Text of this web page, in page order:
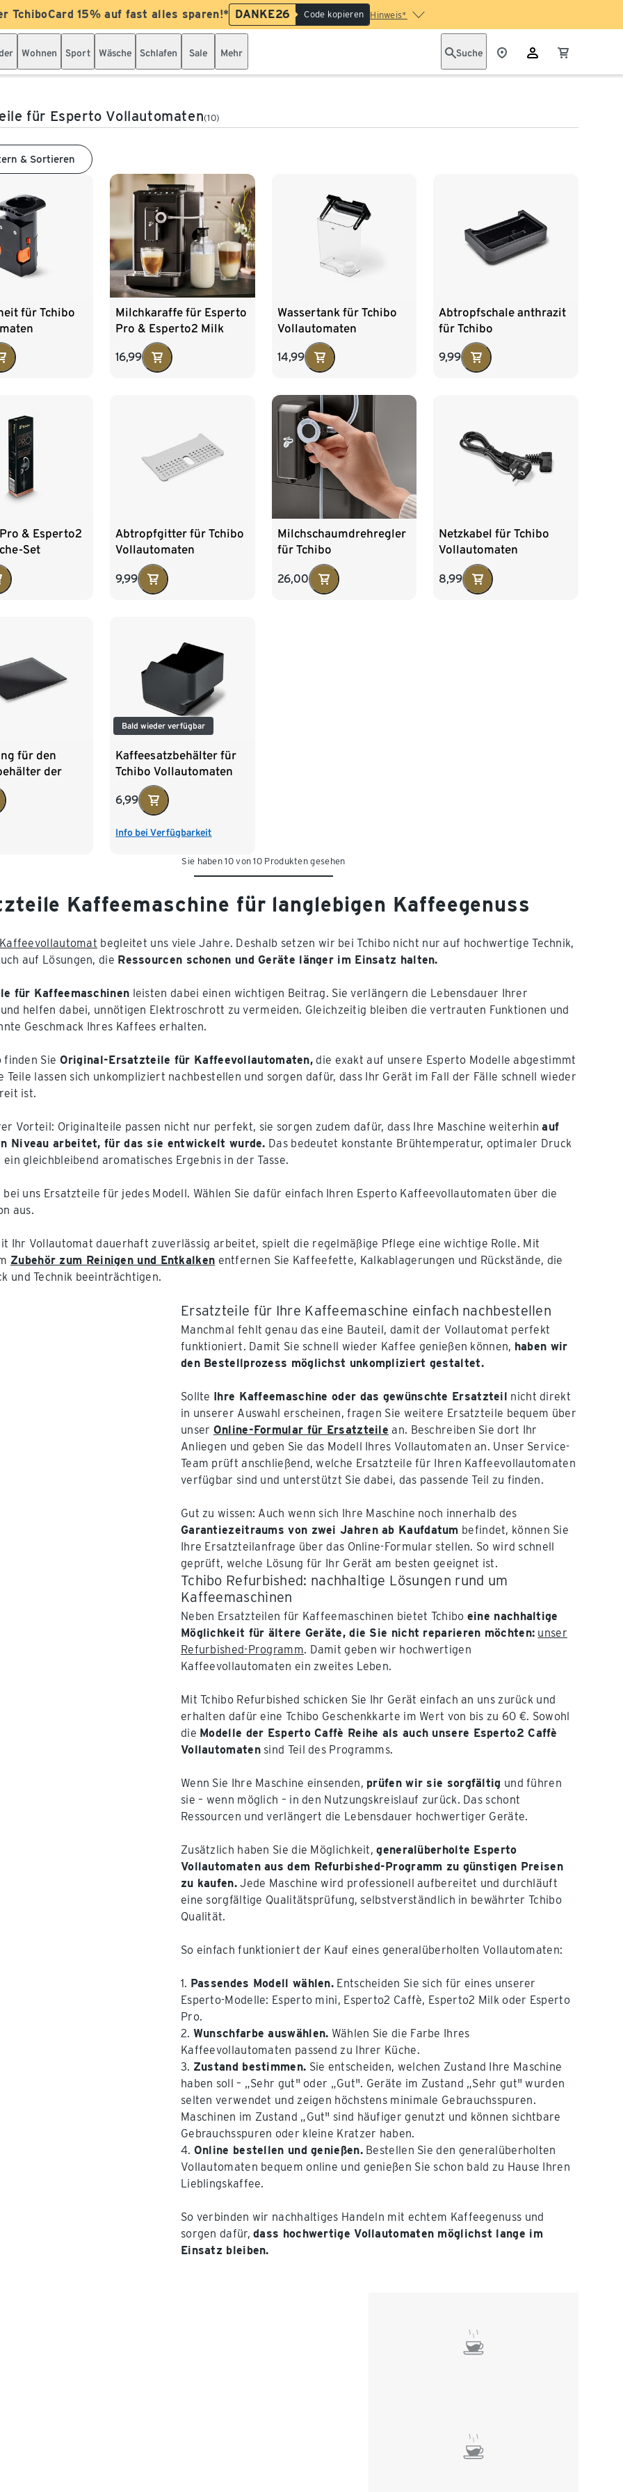
TchiboCard 15% auf fast alles sparen!* DANKE26 Code kopieren Hinweis*
Wohnen Sport Wäsche Schlafen Sale Mehr Suche
für Esperto Vollautomaten(10)
& Sortieren
für Tchibo
Milchkaraffe für Esperto
Pro & Esperto2 Milk
16,99
Wassertank für Tchibo
Vollautomaten
14,99
Abtropfschale anthrazit
für Tchibo
Vollautomaten
9,99
& Esperto2
Set
Abtropfgitter für Tchibo
Vollautomaten
9,99
Milchschaumdrehregler
für Tchibo
Vollautomaten
26,00
Netzkabel für Tchibo
Vollautomaten
8,99
für den
der
Bald wieder verfügbar
Kaffeesatzbehälter für
Tchibo Vollautomaten
6,99
Info bei Verfügbarkeit
Sie haben 10 von 10 Produkten gesehen
Kaffeemaschine für langlebigen Kaffeegenuss
Kaffeevollautomat begleitet uns viele Jahre. Deshalb setzen wir bei Tchibo nicht nur auf hochwertige Technik,
auf Lösungen, die Ressourcen schonen und Geräte länger im Einsatz halten.
für Kaffeemaschinen leisten dabei einen wichtigen Beitrag. Sie verlängern die Lebensdauer Ihrer
und helfen dabei, unnötigen Elektroschrott zu vermeiden. Gleichzeitig bleiben die vertrauten Funktionen und
Geschmack Ihres Kaffees erhalten.
finden Sie Original-Ersatzteile für Kaffeevollautomaten, die exakt auf unsere Esperto Modelle abgestimmt
Teile lassen sich unkompliziert nachbestellen und sorgen dafür, dass Ihr Gerät im Fall der Fälle schnell wieder
ist.
Vorteil: Originalteile passen nicht nur perfekt, sie sorgen zudem dafür, dass Ihre Maschine weiterhinauf
Niveau arbeitet, für das sie entwickelt wurde. Das bedeutet konstante Brühtemperatur, optimaler Druck
ein gleichbleibend aromatisches Ergebnis in der Tasse.
bei uns Ersatzteile für jedes Modell. Wählen Sie dafür einfach Ihren Esperto Kaffeevollautomaten über die
aus.
Ihr Vollautomat dauerhaft zuverlässig arbeitet, spielt die regelmäßige Pflege eine wichtige Rolle. Mit
Zubehör zum Reinigen und Entkalken entfernen Sie Kaffeefette, Kalkablagerungen und Rückstände, die
und Technik beeinträchtigen.
Ersatzteile für Ihre Kaffeemaschine einfach nachbestellen
Manchmal fehlt genau das eine Bauteil, damit der Vollautomat perfekt
funktioniert. Damit Sie schnell wieder Kaffee genießen können, haben wir
den Bestellprozess möglichst unkompliziert gestaltet.
Sollte Ihre Kaffeemaschine oder das gewünschte Ersatzteil nicht direkt
in unserer Auswahl erscheinen, fragen Sie weitere Ersatzteile bequem über
unser Online-Formular für Ersatzteile an. Beschreiben Sie dort Ihr
Anliegen und geben Sie das Modell Ihres Vollautomaten an. Unser Service-
Team prüft anschließend, welche Ersatzteile für Ihren Kaffeevollautomaten
verfügbar sind und unterstützt Sie dabei, das passende Teil zu finden.
Gut zu wissen: Auch wenn sich Ihre Maschine noch innerhalb des
Garantiezeitraums von zwei Jahren ab Kaufdatum befindet, können Sie
Ihre Ersatzteilanfrage über das Online-Formular stellen. So wird schnell
geprüft, welche Lösung für Ihr Gerät am besten geeignet ist.
Tchibo Refurbished: nachhaltige Lösungen rund um
Kaffeemaschinen
Neben Ersatzteilen für Kaffeemaschinen bietet Tchibo eine nachhaltige
Möglichkeit für ältere Geräte, die Sie nicht reparieren möchten: unser
Refurbished-Programm. Damit geben wir hochwertigen
Kaffeevollautomaten ein zweites Leben.
Mit Tchibo Refurbished schicken Sie Ihr Gerät einfach an uns zurück und
erhalten dafür eine Tchibo Geschenkkarte im Wert von bis zu 60 €. Sowohl
die Modelle der Esperto Caffè Reihe als auch unsere Esperto2 Caffè
Vollautomatensind Teil des Programms.
Wenn Sie Ihre Maschine einsenden, prüfen wir sie sorgfältig und führen
sie – wenn möglich – in den Nutzungskreislauf zurück. Das schont
Ressourcen und verlängert die Lebensdauer hochwertiger Geräte.
Zusätzlich haben Sie die Möglichkeit,generalüberholte Esperto
Vollautomaten aus dem Refurbished-Programm zu günstigen Preisen
zu kaufen.Jede Maschine wird professionell aufbereitet und durchläuft
eine sorgfältige Qualitätsprüfung, selbstverständlich in bewährter Tchibo
Qualität.
So einfach funktioniert der Kauf eines generalüberholten Vollautomaten:
1. Passendes Modell wählen. Entscheiden Sie sich für eines unserer
Esperto-Modelle: Esperto mini, Esperto2 Caffè, Esperto2 Milk oder Esperto
Pro.
2. Wunschfarbe auswählen. Wählen Sie die Farbe Ihres
Kaffeevollautomaten passend zu Ihrer Küche.
3. Zustand bestimmen. Sie entscheiden, welchen Zustand Ihre Maschine
haben soll – „Sehr gut" oder „Gut". Geräte im Zustand „Sehr gut" wurden
selten verwendet und zeigen höchstens minimale Gebrauchsspuren.
Maschinen im Zustand „Gut" sind häufiger genutzt und können sichtbare
Gebrauchsspuren oder kleine Kratzer haben.
4. Online bestellen und genießen.Bestellen Sie den generalüberholten
Vollautomaten bequem online und genießen Sie schon bald zu Hause Ihren
Lieblingskaffee.
So verbinden wir nachhaltiges Handeln mit echtem Kaffeegenuss und
sorgen dafür,dass hochwertige Vollautomaten möglichst lange im
Einsatz bleiben.